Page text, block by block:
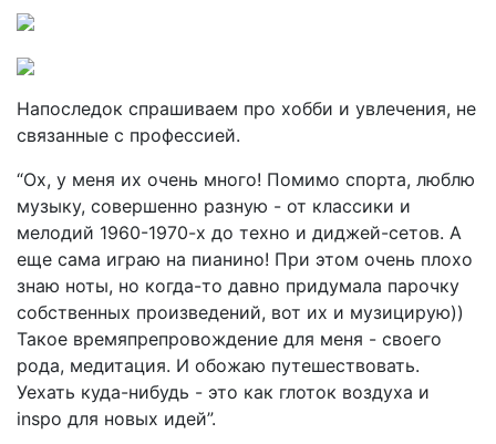
Напоследок спрашиваем про хобби и увлечения, не
связанные с профессией.
“Ох, у меня их очень много! Помимо спорта, люблю
музыку, совершенно разную - от классики и
мелодий 1960-1970-х до техно и диджей-сетов. А
еще сама играю на пианино! При этом очень плохо
знаю ноты, но когда-то давно придумала парочку
собственных произведений, вот их и музицирую))
Такое времяпрепровождение для меня - своего
рода, медитация. И обожаю путешествовать.
Уехать куда-нибудь - это как глоток воздуха и
inspo для новых идей”.